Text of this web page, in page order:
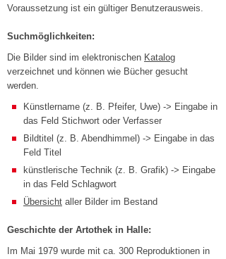
Voraussetzung ist ein gültiger Benutzerausweis.
Suchmöglichkeiten:
Die Bilder sind im elektronischen Katalog
verzeichnet und können wie Bücher gesucht
werden.
Künstlername (z. B. Pfeifer, Uwe) -> Eingabe in
das Feld Stichwort oder Verfasser
Bildtitel (z. B. Abendhimmel) -> Eingabe in das
Feld Titel
künstlerische Technik (z. B. Grafik) -> Eingabe
in das Feld Schlagwort
Übersicht aller Bilder im Bestand
Geschichte der Artothek in Halle:
Im Mai 1979 wurde mit ca. 300 Reproduktionen in